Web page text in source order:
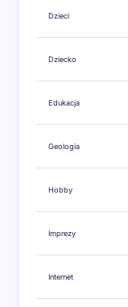
Dzieci
Dziecko
Edukacja
Geologia
Hobby
Imprezy
Internet